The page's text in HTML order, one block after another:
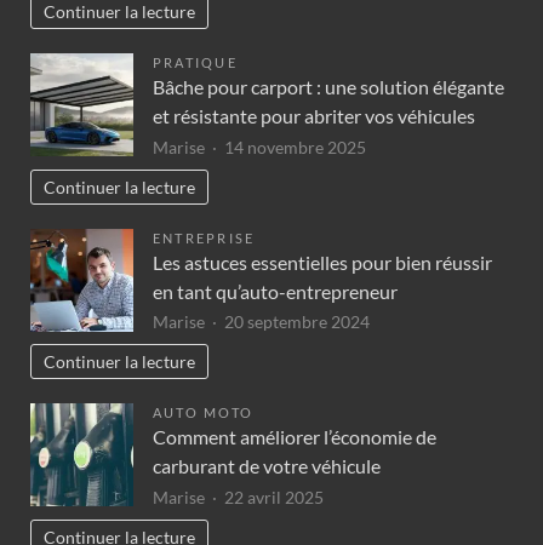
Continuer la lecture
PRATIQUE
Bâche pour carport : une solution élégante
et résistante pour abriter vos véhicules
Marise
14 novembre 2025
Continuer la lecture
ENTREPRISE
Les astuces essentielles pour bien réussir
en tant qu’auto-entrepreneur
Marise
20 septembre 2024
Continuer la lecture
AUTO MOTO
Comment améliorer l’économie de
carburant de votre véhicule
Marise
22 avril 2025
Continuer la lecture